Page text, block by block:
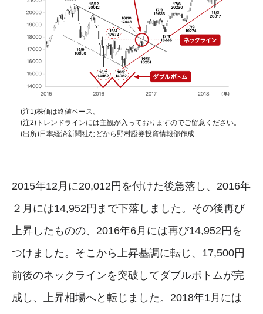
(注1)株価は終値ベース。
(注2)トレンドラインには主観が入っておりますのでご留意ください。
(出所)日本経済新聞社などから野村證券投資情報部作成
2015年12月に20,012円を付けた後急落し、2016年
２月には14,952円まで下落しました。その後再び
上昇したものの、2016年6月には再び14,952円を
つけました。そこから上昇基調に転じ、17,500円
前後のネックラインを突破してダブルボトムが完
成し、上昇相場へと転じました。2018年1月には